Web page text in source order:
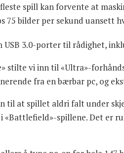
spill kan forvente at
75 bilder per sekund uansett
3.0-porter til rådighet,
stilte vi inn til «Ultra»-
fra en bærbar pc, og
til at spillet aldri falt under
«Battlefield»-spillene. Det er